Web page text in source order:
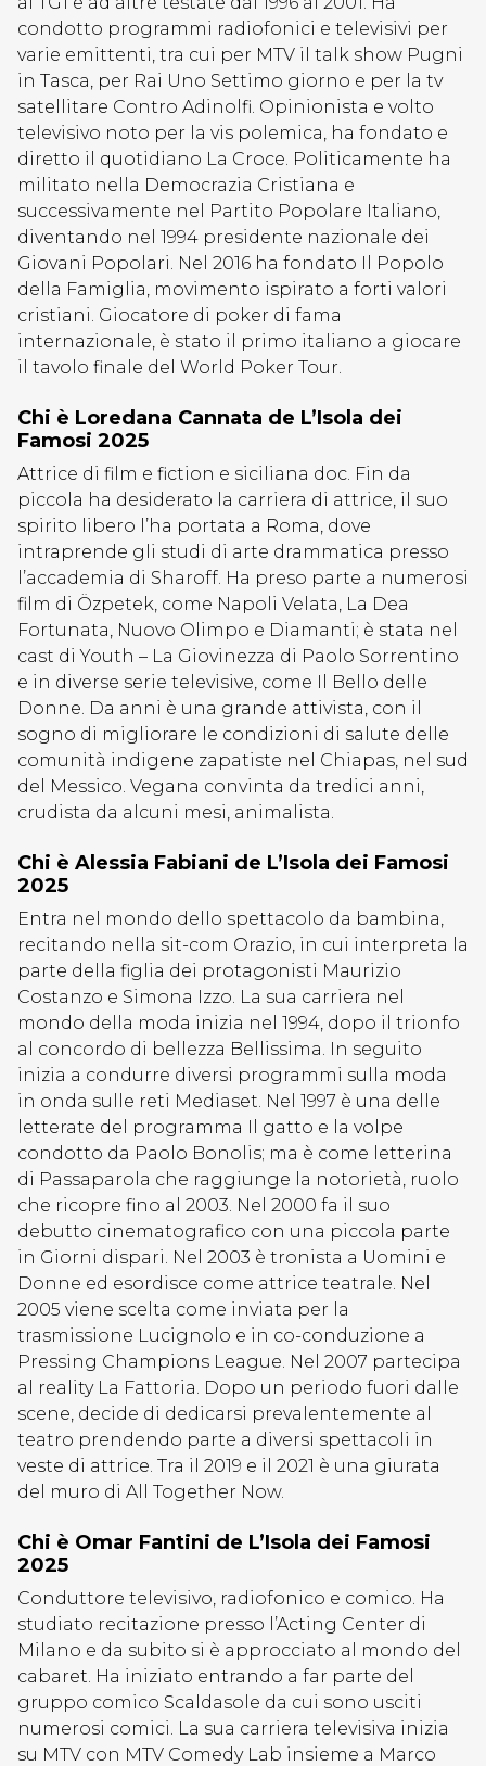
condotto programmi radiofonici e televisivi per
varie emittenti, tra cui per MTV il talk show Pugni
in Tasca, per Rai Uno Settimo giorno e per la tv
satellitare Contro Adinolfi. Opinionista e volto
televisivo noto per la vis polemica, ha fondato e
diretto il quotidiano La Croce. Politicamente ha
militato nella Democrazia Cristiana e
successivamente nel Partito Popolare Italiano,
diventando nel 1994 presidente nazionale dei
Giovani Popolari. Nel 2016 ha fondato Il Popolo
della Famiglia, movimento ispirato a forti valori
cristiani. Giocatore di poker di fama
internazionale, è stato il primo italiano a giocare
il tavolo finale del World Poker Tour.
Chi è Loredana Cannata de L’Isola dei
Famosi 2025
Attrice di film e fiction e siciliana doc. Fin da
piccola ha desiderato la carriera di attrice, il suo
spirito libero l’ha portata a Roma, dove
intraprende gli studi di arte drammatica presso
l’accademia di Sharoff. Ha preso parte a numerosi
film di Özpetek, come Napoli Velata, La Dea
Fortunata, Nuovo Olimpo e Diamanti; è stata nel
cast di Youth – La Giovinezza di Paolo Sorrentino
e in diverse serie televisive, come Il Bello delle
Donne. Da anni è una grande attivista, con il
sogno di migliorare le condizioni di salute delle
comunità indigene zapatiste nel Chiapas, nel sud
del Messico. Vegana convinta da tredici anni,
crudista da alcuni mesi, animalista.
Chi è Alessia Fabiani de L’Isola dei Famosi
2025
Entra nel mondo dello spettacolo da bambina,
recitando nella sit-com Orazio, in cui interpreta la
parte della figlia dei protagonisti Maurizio
Costanzo e Simona Izzo. La sua carriera nel
mondo della moda inizia nel 1994, dopo il trionfo
al concordo di bellezza Bellissima. In seguito
inizia a condurre diversi programmi sulla moda
in onda sulle reti Mediaset. Nel 1997 è una delle
letterate del programma Il gatto e la volpe
condotto da Paolo Bonolis; ma è come letterina
di Passaparola che raggiunge la notorietà, ruolo
che ricopre fino al 2003. Nel 2000 fa il suo
debutto cinematografico con una piccola parte
in Giorni dispari. Nel 2003 è tronista a Uomini e
Donne ed esordisce come attrice teatrale. Nel
2005 viene scelta come inviata per la
trasmissione Lucignolo e in co-conduzione a
Pressing Champions League. Nel 2007 partecipa
al reality La Fattoria. Dopo un periodo fuori dalle
scene, decide di dedicarsi prevalentemente al
teatro prendendo parte a diversi spettacoli in
veste di attrice. Tra il 2019 e il 2021 è una giurata
del muro di All Together Now.
Chi è Omar Fantini de L’Isola dei Famosi
2025
Conduttore televisivo, radiofonico e comico. Ha
studiato recitazione presso l’Acting Center di
Milano e da subito si è approcciato al mondo del
cabaret. Ha iniziato entrando a far parte del
gruppo comico Scaldasole da cui sono usciti
numerosi comici. La sua carriera televisiva inizia
su MTV con MTV Comedy Lab insieme a Marco